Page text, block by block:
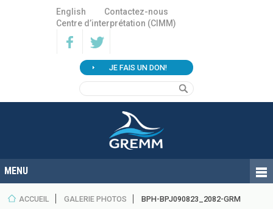
English
Contactez-nous
Centre d’interprétation (CIMM)
JE FAIS UN DON!
ACCUEIL GALERIE PHOTOS BPH-BPJ090823_2082-GRM